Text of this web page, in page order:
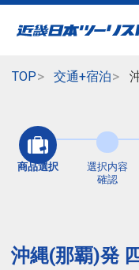
TOP 交通+宿泊
商品選択
選択内容
確認
沖縄(那覇)発